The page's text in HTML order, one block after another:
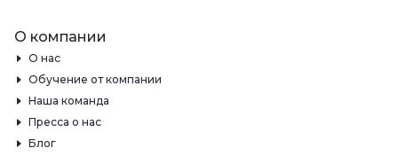
О компании
О нас
Обучение от компании
Наша команда
Пресса о нас
Блог